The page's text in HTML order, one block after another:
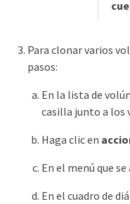
Para clonar varios
pasos:
En la lista de
casilla junto a los
Haga clic en
En el menú que
En el cuadro de